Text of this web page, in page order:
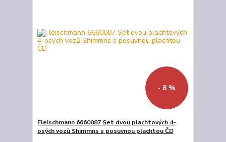
- 8 %
Fleischmann 6660087 Set dvou plachtových 4-
osých vozů Shimmns s posuvnou plachtou ČD